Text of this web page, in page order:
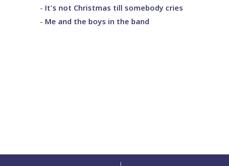
- It's not Christmas till somebody cries
- Me and the boys in the band